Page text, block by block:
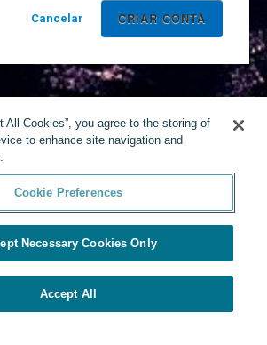
Cancelar
All Cookies”, you agree to the storing of
to enhance site navigation and
Cookie Preferences
Necessary Cookies Only
Accept All